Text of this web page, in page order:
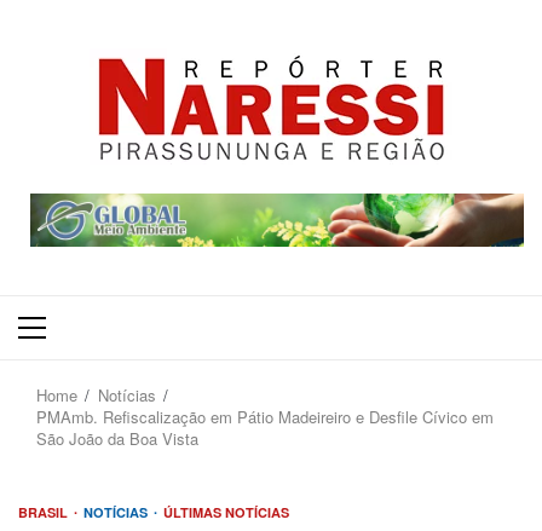
Primary
Home
Notícias
PMAmb. Refiscalização em Pátio Madeireiro e Desfile Cívico em
São João da Boa Vista
BRASIL NOTÍCIAS ÚLTIMAS NOTÍCIAS